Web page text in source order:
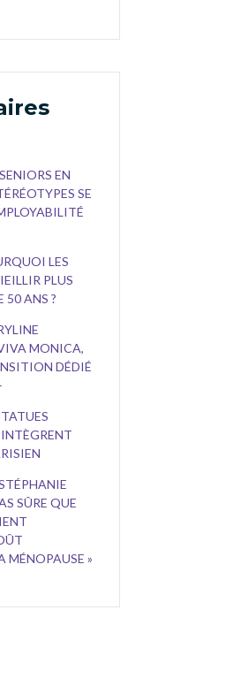
SENIORS EN
SE
LES
PLUS
50 ANS ?
MONICA,
DÉDIÉ
SÛRE QUE
MÉNOPAUSE »